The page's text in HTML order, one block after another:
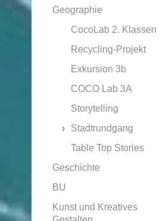
Geographie
CocoLab 2. Klassen
Recycling-Projekt
Exkursion 3b
COCO Lab 3A
Storytelling
Stadtrundgang
Table Top Stories
Geschichte
BU
Kunst und Kreatives